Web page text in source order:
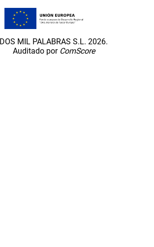
DOS MIL PALABRAS S.L. 2026.
Auditado por ComScore